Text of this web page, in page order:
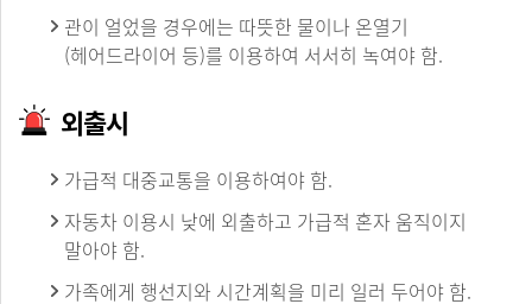
관이 얼었을 경우에는 따뜻한 물이나 온열기
(헤어드라이어 등)를 이용하여 서서히 녹여야 함.
외출시
가급적 대중교통을 이용하여야 함.
자동차 이용시 낮에 외출하고 가급적 혼자 움직이지
말아야 함.
가족에게 행선지와 시간계획을 미리 일러 두어야 함.